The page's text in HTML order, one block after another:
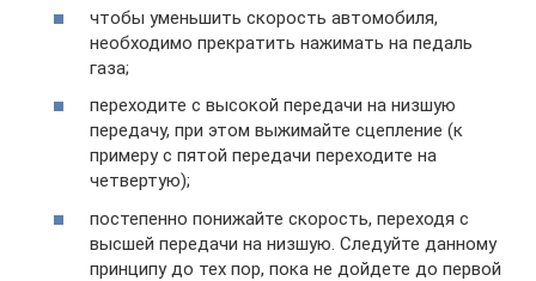
чтобы уменьшить скорость автомобиля,
необходимо прекратить нажимать на педаль
газа;
переходите с высокой передачи на низшую
передачу, при этом выжимайте сцепление (к
примеру с пятой передачи переходите на
четвертую);
постепенно понижайте скорость, переходя с
высшей передачи на низшую. Следуйте данному
принципу до тех пор, пока не дойдете до первой